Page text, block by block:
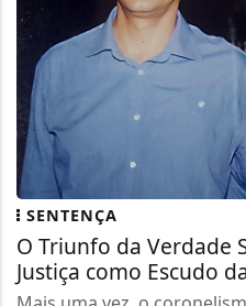
SENTENÇA
O Triunfo da Verdade
Justiça como Escudo